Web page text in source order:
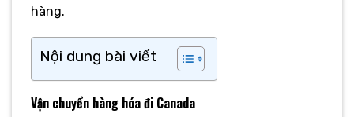
hàng.
Nội dung bài viết
Vận chuyển hàng hóa đi Canada